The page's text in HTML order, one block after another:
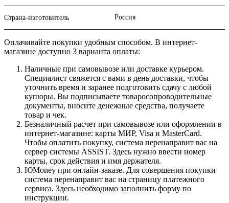
Страна-изготовитель Россия
Оплачивайте покупки удобным способом. В интернет-
магазине доступно 3 варианта оплаты:
Наличные при самовывозе или доставке курьером.
Специалист свяжется с вами в день доставки, чтобы
уточнить время и заранее подготовить сдачу с любой
купюры. Вы подписываете товаросопроводительные
документы, вносите денежные средства, получаете
товар и чек.
Безналичный расчет при самовывозе или оформлении в
интернет-магазине: карты МИР, Visa и MasterCard.
Чтобы оплатить покупку, система перенаправит вас на
сервер системы ASSIST. Здесь нужно ввести номер
карты, срок действия и имя держателя.
ЮMoney при онлайн-заказе. Для совершения покупки
система перенаправит вас на страницу платежного
сервиса. Здесь необходимо заполнить форму по
инструкции.